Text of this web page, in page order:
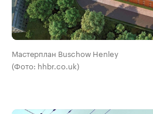
Мастерплан Buschow Henley
(Фото: hhbr.co.uk)